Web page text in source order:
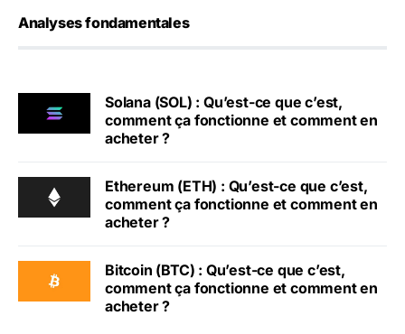
Analyses fondamentales
Solana (SOL) : Qu’est-ce que c’est,
comment ça fonctionne et comment en
acheter ?
Ethereum (ETH) : Qu’est-ce que c’est,
comment ça fonctionne et comment en
acheter ?
Bitcoin (BTC) : Qu’est-ce que c’est,
comment ça fonctionne et comment en
acheter ?